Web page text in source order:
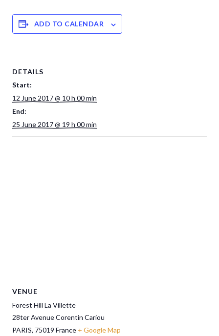
ADD TO CALENDAR
DETAILS
Start:
12 June 2017 @ 10 h 00 min
End:
25 June 2017 @ 19 h 00 min
VENUE
Forest Hill La Villette
28ter Avenue Corentin Cariou
PARIS, 75019 France + Google Map